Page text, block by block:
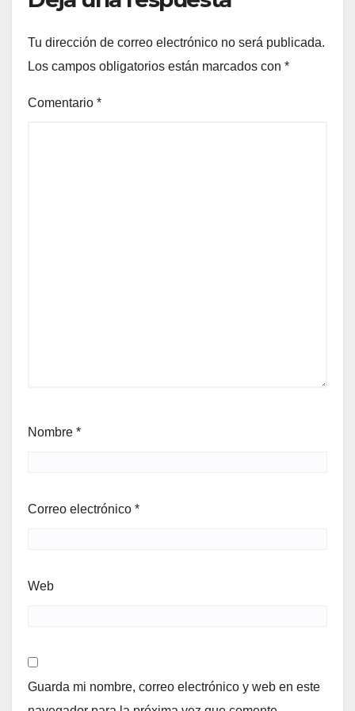
Tu dirección de correo electrónico no será publicada.
Los campos obligatorios están marcados con *
Comentario *
Nombre *
Correo electrónico *
Web
Guarda mi nombre, correo electrónico y web en este